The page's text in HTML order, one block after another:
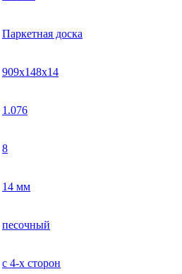
Паркетная доска
909x148x14
1.076
8
14 мм
песочный
с 4-х сторон